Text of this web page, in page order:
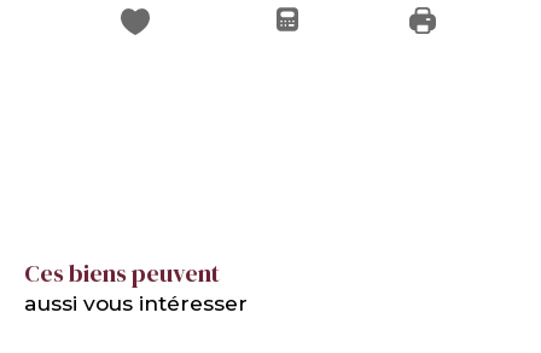
Ces biens peuvent
aussi vous intéresser